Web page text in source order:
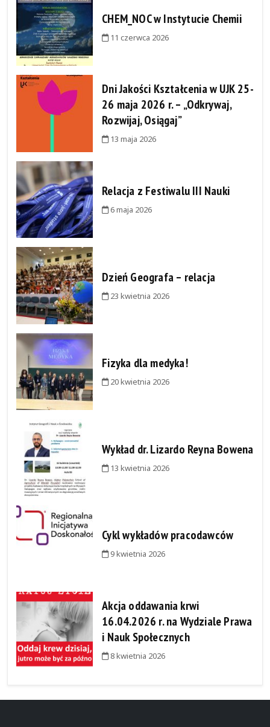
CHEM_NOC w Instytucie Chemii
11 czerwca 2026
Dni Jakości Kształcenia w UJK 25-
26 maja 2026 r. – „Odkrywaj,
Rozwijaj, Osiągaj”
13 maja 2026
Relacja z Festiwalu III Nauki
6 maja 2026
Dzień Geografa – relacja
23 kwietnia 2026
Fizyka dla medyka!
20 kwietnia 2026
Wykład dr. Lizardo Reyna Bowena
13 kwietnia 2026
Cykl wykładów pracodawców
9 kwietnia 2026
Akcja oddawania krwi
16.04.2026 r. na Wydziale Prawa
i Nauk Społecznych
8 kwietnia 2026